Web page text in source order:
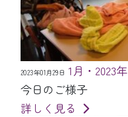
2023年01月29日 1月・2023年
今日のご様子
詳しく見る